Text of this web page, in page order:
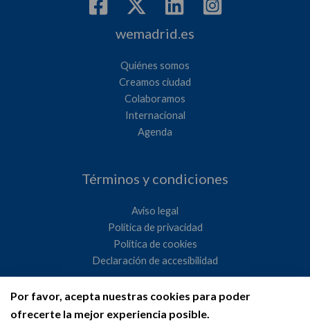
Por favor, acepta nuestras cookies para poder
ofrecerte la mejor experiencia posible.
wemadrid.es
Quiénes somos
Creamos ciudad
Colaboramos
Internacional
Agenda
Términos y condiciones
Aviso legal
Política de privacidad
Política de cookies
Declaración de accesibilidad
Ayuntamiento de Madrid